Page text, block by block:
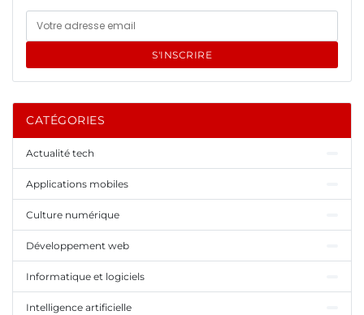
S'INSCRIRE
CATÉGORIES
Actualité tech
Applications mobiles
Culture numérique
Développement web
Informatique et logiciels
Intelligence artificielle